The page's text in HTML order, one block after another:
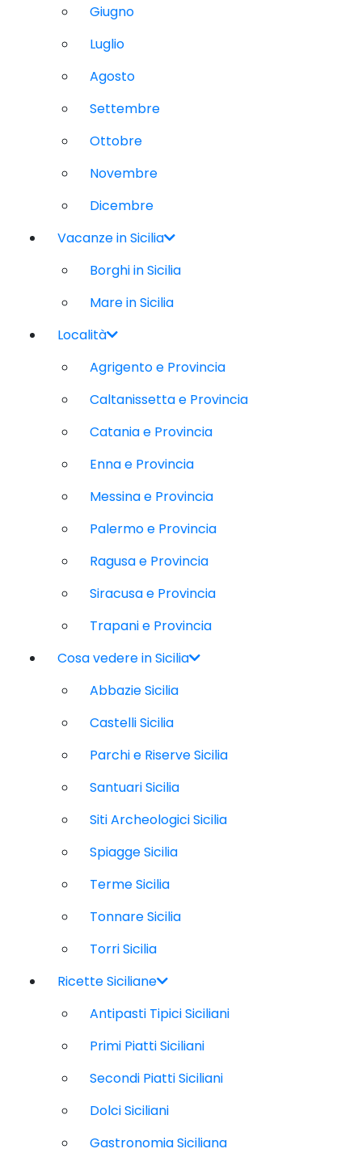
Giugno
Luglio
Agosto
Settembre
Ottobre
Novembre
Dicembre
Vacanze in Sicilia
Borghi in Sicilia
Mare in Sicilia
Località
Agrigento e Provincia
Caltanissetta e Provincia
Catania e Provincia
Enna e Provincia
Messina e Provincia
Palermo e Provincia
Ragusa e Provincia
Siracusa e Provincia
Trapani e Provincia
Cosa vedere in Sicilia
Abbazie Sicilia
Castelli Sicilia
Parchi e Riserve Sicilia
Santuari Sicilia
Siti Archeologici Sicilia
Spiagge Sicilia
Terme Sicilia
Tonnare Sicilia
Torri Sicilia
Ricette Siciliane
Antipasti Tipici Siciliani
Primi Piatti Siciliani
Secondi Piatti Siciliani
Dolci Siciliani
Gastronomia Siciliana